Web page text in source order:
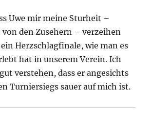
Uwe mir meine Sturheit –
den Zusehern – verzeihen
Herzschlagfinale, wie man es
hat in unserem Verein. Ich
verstehen, dass er angesichts
Turniersiegs sauer auf mich ist.